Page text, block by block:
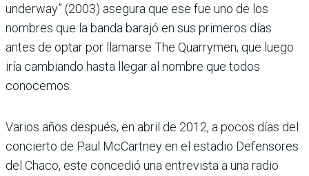
underway” (2003) asegura que ese fue uno de los
nombres que la banda barajó en sus primeros días
antes de optar por llamarse The Quarrymen, que luego
iría cambiando hasta llegar al nombre que todos
conocemos.
Varios años después, en abril de 2012, a pocos días del
concierto de Paul McCartney en el estadio Defensores
del Chaco, este concedió una entrevista a una radio